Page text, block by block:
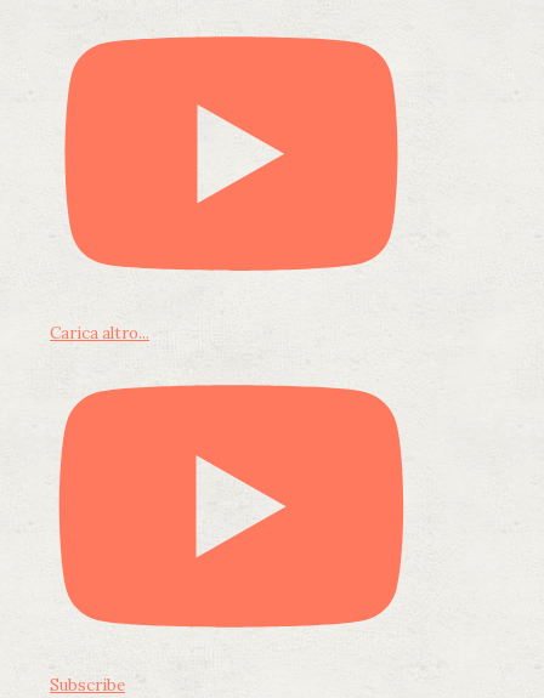
Carica altro...
Subscribe